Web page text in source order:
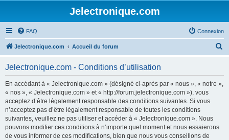
Jelectronique.com
FAQ Connexion
Jelectronique.com Accueil du forum
Jelectronique.com - Conditions d’utilisation
En accédant à « Jelectronique.com » (désigné ci-après par « nous », « notre »,
« nos », « Jelectronique.com » et « http://forum.jelectronique.com »), vous
acceptez d’être légalement responsable des conditions suivantes. Si vous
n’acceptez pas d’être légalement responsable de toutes les conditions
suivantes, veuillez ne pas utiliser et accéder à « Jelectronique.com ». Nous
pouvons modifier ces conditions à n’importe quel moment et nous essaierons
de vous informer de ces modifications, bien que nous vous conseillons de